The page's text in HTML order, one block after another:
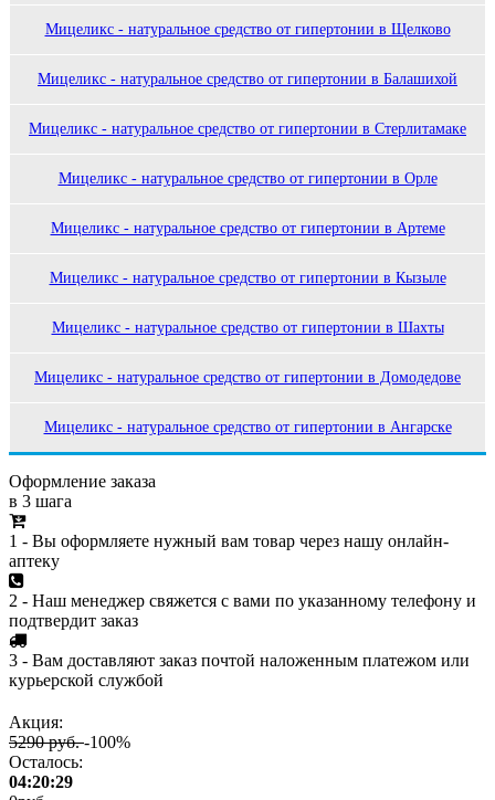
Мицеликс - натуральное средство от гипертонии в Щелково
Мицеликс - натуральное средство от гипертонии в Балашихой
Мицеликс - натуральное средство от гипертонии в Стерлитамаке
Мицеликс - натуральное средство от гипертонии в Орле
Мицеликс - натуральное средство от гипертонии в Артеме
Мицеликс - натуральное средство от гипертонии в Кызыле
Мицеликс - натуральное средство от гипертонии в Шахты
Мицеликс - натуральное средство от гипертонии в Домодедове
Мицеликс - натуральное средство от гипертонии в Ангарске
Оформление заказа
в 3 шага
1 - Вы оформляете нужный вам товар через нашу онлайн-
аптеку
2 - Наш менеджер свяжется с вами по указанному телефону и
подтвердит заказ
3 - Вам доставляют заказ почтой наложенным платежом или
курьерской службой
Акция:
5290 руб.-100%
Осталось:
04:20:29